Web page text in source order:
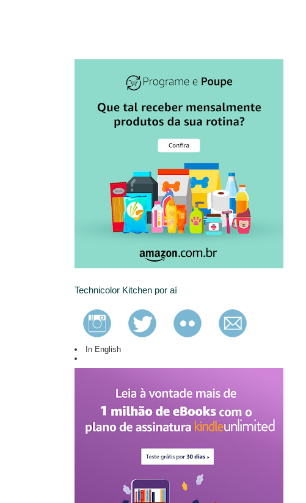
Technicolor Kitchen por aí
In English